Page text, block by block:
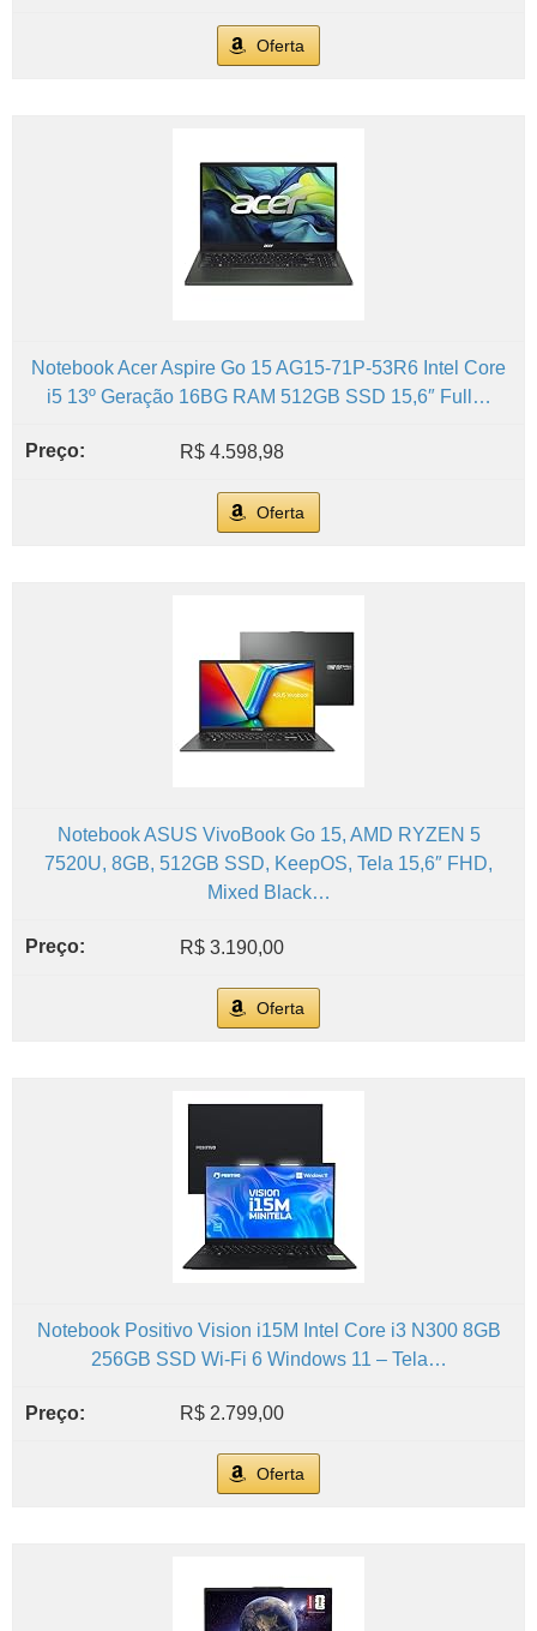
Oferta
Notebook Acer Aspire Go 15 AG15-71P-53R6 Intel Core
i5 13º Geração 16BG RAM 512GB SSD 15,6″ Full…
R$ 4.598,98
Oferta
Notebook ASUS VivoBook Go 15, AMD RYZEN 5
7520U, 8GB, 512GB SSD, KeepOS, Tela 15,6″ FHD,
Mixed Black…
R$ 3.190,00
Oferta
Notebook Positivo Vision i15M Intel Core i3 N300 8GB
256GB SSD Wi-Fi 6 Windows 11 – Tela…
R$ 2.799,00
Oferta